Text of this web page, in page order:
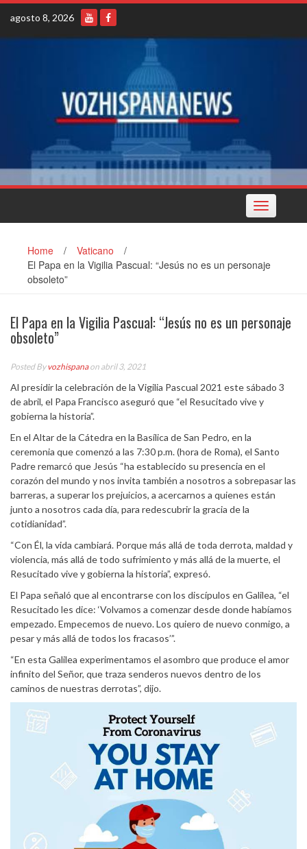
Skip
content
agosto 8, 2026
Toggle
navigation
Home / Vaticano
/
El Papa en la Vigilia Pascual: “Jesús no es un personaje
obsoleto”
El Papa en la Vigilia Pascual: “Jesús no es un personaje
obsoleto”
Posted Byvozhispanaon abril 3, 2021
Al presidir la celebración de la Vigilia Pascual 2021 este sábado 3
de abril, el Papa Francisco aseguró que “el Resucitado vive y
gobierna la historia”.
En el Altar de la Cátedra en la Basílica de San Pedro, en la
ceremonia que comenzó a las 7:30 p.m. (hora de Roma), el Santo
Padre remarcó que Jesús “ha establecido su presencia en el
corazón del mundo y nos invita también a nosotros a sobrepasar las
barreras, a superar los prejuicios, a acercarnos a quienes están
junto a nosotros cada día, para redescubrir la gracia de la
cotidianidad”.
“Con Él, la vida cambiará. Porque más allá de toda derrota, maldad y
violencia, más allá de todo sufrimiento y más allá de la muerte, el
Resucitado vive y gobierna la historia”, expresó.
El Papa señaló que al encontrarse con los discípulos en Galilea, “el
Resucitado les dice: ‘Volvamos a comenzar desde donde habíamos
empezado. Empecemos de nuevo. Los quiero de nuevo conmigo, a
pesar y más allá de todos los fracasos’”.
“En esta Galilea experimentamos el asombro que produce el amor
infinito del Señor, que traza senderos nuevos dentro de los
caminos de nuestras derrotas”, dijo.